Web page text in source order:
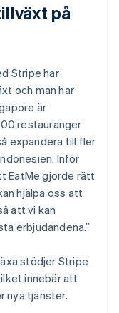
på
Stripe har
och man har
är
restauranger
expandera till fler
Inför
EatMe gjorde rätt
hjälpa oss att
att vi kan
erbjudandena.”
stödjer Stripe
innebär att
nya tjänster.